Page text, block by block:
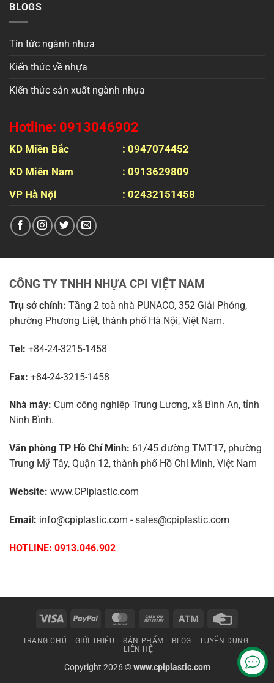
BLOGS
Tin tức ngành nhựa
Kiến thức về nhựa
Kiến thức sản xuất ngành nhựa
Hotline: 0913046902
KD Miền Bắc
: 0947074452
KD Miên Nam
: 0913629809
VP Hà Nội
: 02432151458
CÔNG TY TNHH NHỰA CPI VIỆT NAM
Trụ sở chính: Tầng 2 toà nhà PUNACO, 352 Giải Phóng,
phường Phương Liệt, thành phố Hà Nội, Việt Nam.
Tel: +84-24-3215-1458
Fax: +84-24-3215-1458
Nhà máy: Cụm công nghiệp Trung Lương, xã Bình An, tỉnh
Ninh Bình.
Văn phòng TP Hồ Chí Minh: 61/45 đường TMT17, phường
Trung Mỹ Tây, Quận 12, thành phố Hồ Chí Minh, Việt Nam
Website: www.CPIplastic.com
Email: info@cpiplastic.com - sales@cpiplastic.com
HOTLINE: 0913.046.902
Visa PayPal MasterCardCash
Delivery
Atm
TRANG CHỦ GIỚI THIỆU SẢN PHẨM BLOG
TUYỂN DỤNG
LIÊN HỆ
Copyright 2026 ©www.cpiplastic.com